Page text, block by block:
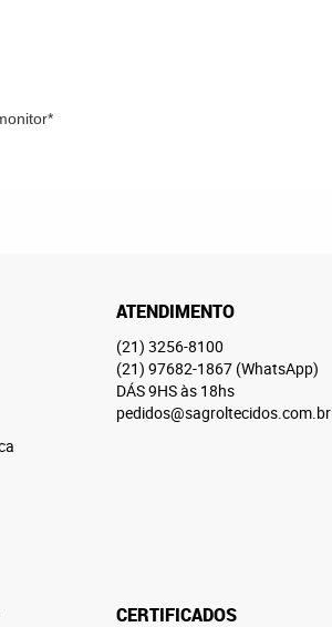
ATENDIMENTO
(21) 3256-8100
(21) 97682-1867 (WhatsApp)
DÁS 9HS às 18hs
pedidos@sagroltecidos.com.br
CERTIFICADOS